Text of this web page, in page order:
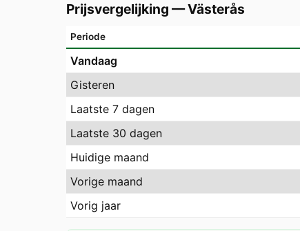
Prijsvergelijking —Västerås
Periode
Vandaag
Gisteren
Laatste 7 dagen
Laatste 30 dagen
Huidige maand
Vorige maand
Vorig jaar